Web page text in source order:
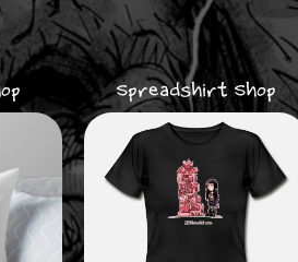
Spreadshirt Shop